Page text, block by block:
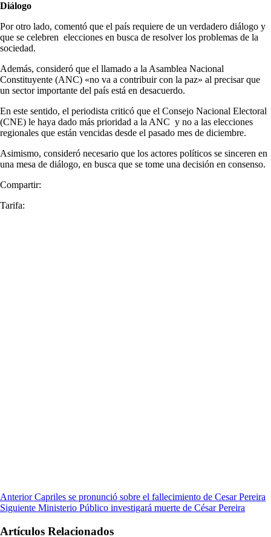
Diálogo
Por otro lado, comentó que el país requiere de un verdadero diálogo y
que se celebren elecciones en busca de resolver los problemas de la
sociedad.
Además, consideró que el llamado a la Asamblea Nacional
Constituyente (ANC) «no va a contribuir con la paz» al precisar que
un sector importante del país está en desacuerdo.
En este sentido, el periodista criticó que el Consejo Nacional Electoral
(CNE) le haya dado más prioridad a la ANC y no a las elecciones
regionales que están vencidas desde el pasado mes de diciembre.
Asimismo, consideró necesario que los actores políticos se sinceren en
una mesa de diálogo, en busca que se tome una decisión en consenso.
Compartir:
Tarifa:
Anterior Capriles se pronunció sobre el fallecimiento de Cesar Pereira
Siguiente Ministerio Público investigará muerte de César Pereira
Artículos Relacionados